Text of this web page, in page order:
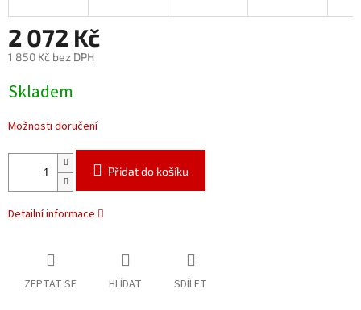
2 072 Kč
1 850 Kč bez DPH
cena:
Skladem
Možnosti doručení
Přidat do košíku
Detailní informace
ZEPTAT SE HLÍDAT SDÍLET